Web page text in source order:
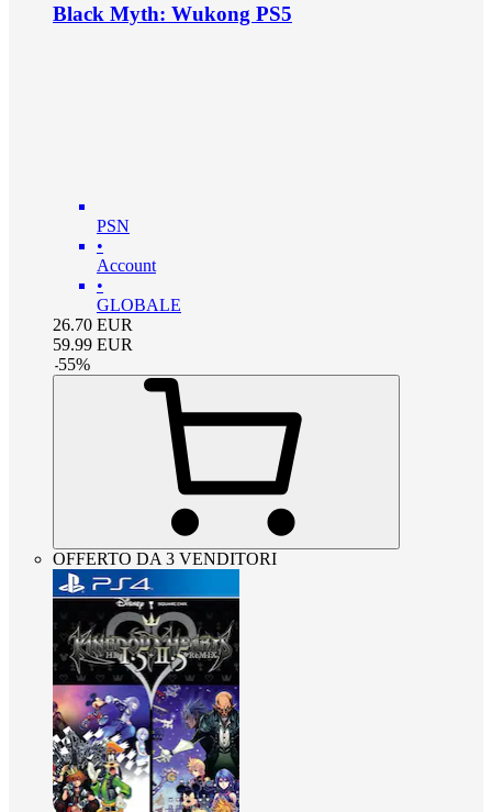
Black Myth: Wukong PS5
PSN
•
Account
•
GLOBALE
26.70 EUR
59.99 EUR
-55%
OFFERTO DA 3 VENDITORI